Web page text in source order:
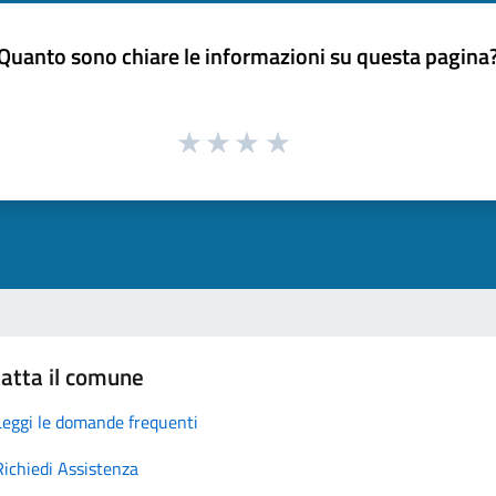
sono chiare le informazioni su questa
il comune
le domande frequenti
Assistenza